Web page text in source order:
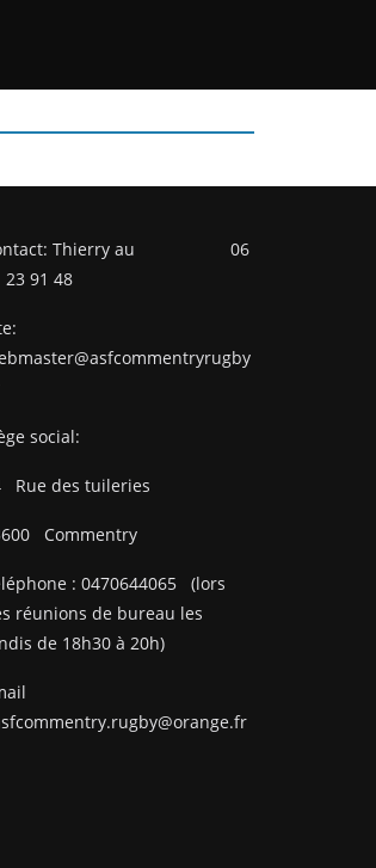
Thierry au 06
23 91 48
social:
Rue des tuileries
Commentry
: 0470644065
(lors
réunions de bureau les
de 18h30 à 20h)